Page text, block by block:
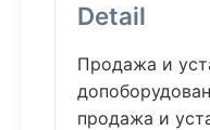
Detail
Продажа и
продажа и